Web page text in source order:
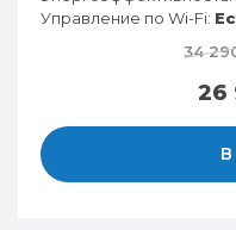
Управление по Wi-Fi:
34
26
В